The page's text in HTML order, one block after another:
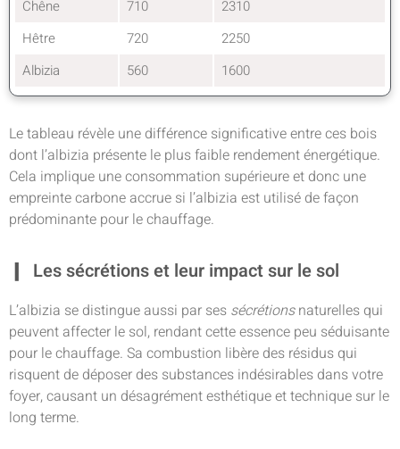
Chêne 710
2310
Hêtre
720
2250
Albizia
560 1600
Le tableau révèle une différence significative entre ces bois
dont l’albizia présente le plus faible rendement énergétique.
Cela implique une consommation supérieure et donc une
empreinte carbone accrue si l’albizia est utilisé de façon
prédominante pour le chauffage.
Les sécrétions et leur impact sur le sol
L’albizia se distingue aussi par ses sécrétionsnaturelles qui
peuvent affecter le sol, rendant cette essence peu séduisante
pour le chauffage. Sa combustion libère des résidus qui
risquent de déposer des substances indésirables dans votre
foyer, causant un désagrément esthétique et technique sur le
long terme.